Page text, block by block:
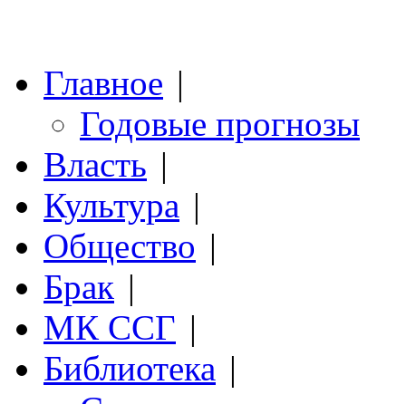
Главное |
Годовые прогнозы
Власть |
Культура |
Общество |
Брак |
МК ССГ |
Библиотека |